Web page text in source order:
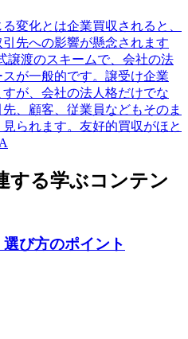
変化とは企業買収されると、
先への影響が懸念されます
譲渡のスキームで、会社の法
が一般的です。譲受け企業
すが、会社の法人格だけでな
、顧客、従業員などもそのま
られます。友好的買収がほと
する学ぶコンテン
び方のポイント